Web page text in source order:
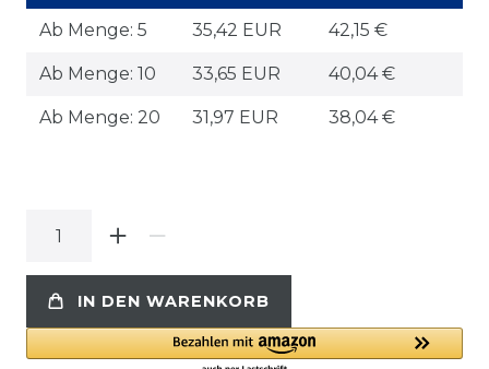
Ab Menge: 5 35,42 EUR 42,15 €
Ab Menge: 10 33,65 EUR 40,04 €
Ab Menge: 20 31,97 EUR 38,04 €
IN DEN WARENKORB